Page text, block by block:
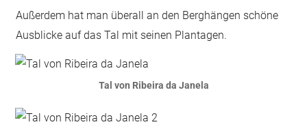
Außerdem hat man überall an den Berghängen schöne
Ausblicke auf das Tal mit seinen Plantagen.
Tal von Ribeira da Janela